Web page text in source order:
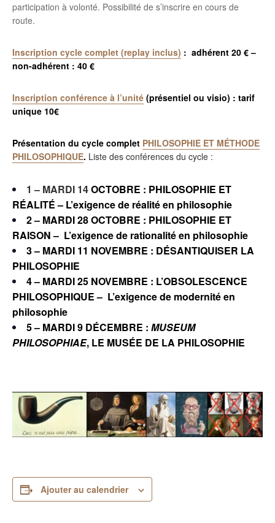
participation à volonté. Possibilité de s’inscrire en cours de
route.
Inscription cycle complet (replay inclus) : adhérent 20 € –
non-adhérent : 40 €
Inscription conférence à l’unité (présentiel ou visio) : tarif
unique 10€
Présentation du cycle complet PHILOSOPHIE ET MÉTHODE
PHILOSOPHIQUE. Liste des conférences du cycle :
1 – MARDI 14OCTOBRE : PHILOSOPHIE ET
RÉALITÉ – L’exigence de réalité en philosophie
2 – MARDI 28 OCTOBRE : PHILOSOPHIE ET
RAISON – L’exigence de rationalité en philosophie
3 – MARDI 11 NOVEMBRE : DÉSANTIQUISER LA
PHILOSOPHIE
4 – MARDI 25 NOVEMBRE : L’OBSOLESCENCE
PHILOSOPHIQUE – L’exigence de modernité en
philosophie
5 – MARDI 9 DÉCEMBRE : MUSEUM
PHILOSOPHIAE, LE MUSÉE DE LA PHILOSOPHIE
Ajouter au calendrier